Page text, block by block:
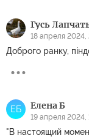
Гусь
18 апреля 2024,
Доброго ранку,
ЕБ Елена Б
19 апреля 2024,
"В настоящий